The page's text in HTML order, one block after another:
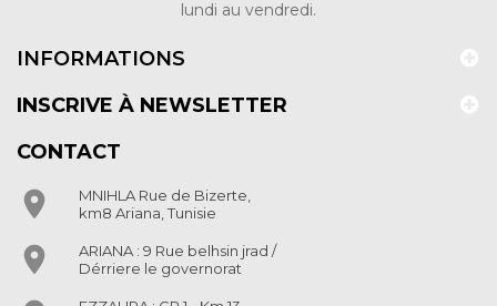
lundi au vendredi.
INFORMATIONS
INSCRIVE À NEWSLETTER
CONTACT

MNIHLA Rue de Bizerte,
km8 Ariana, Tunisie

ARIANA : 9 Rue belhsin jrad /
Dérriere le governorat